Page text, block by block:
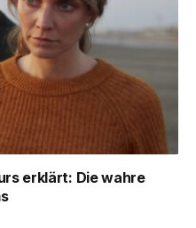
erklärt: Die wahre